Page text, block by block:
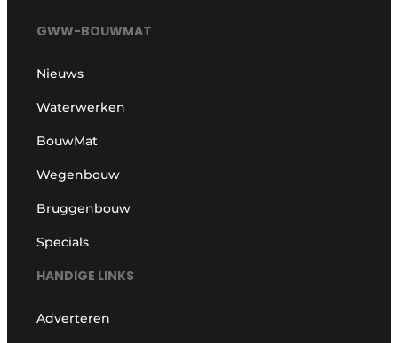
GWW-BOUWMAT
Nieuws
Waterwerken
BouwMat
Wegenbouw
Bruggenbouw
Specials
HANDIGE LINKS
Adverteren